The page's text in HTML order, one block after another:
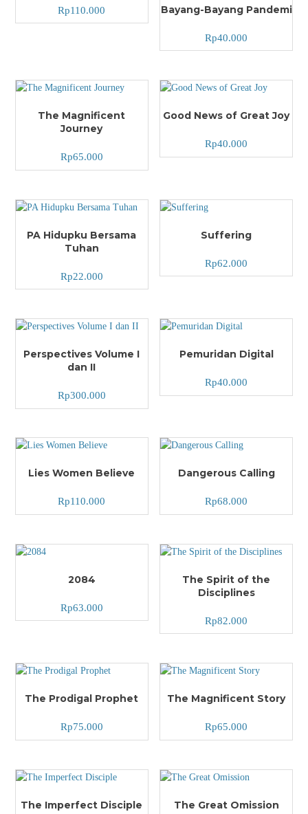
Rp110.000
Bayang-Bayang Pandemi
Rp40.000
The Magnificent
Journey
Rp65.000
Good News of Great Joy
Rp40.000
PA Hidupku Bersama
Tuhan
Rp22.000
Suffering
Rp62.000
Perspectives Volume I
dan II
Rp300.000
Pemuridan Digital
Rp40.000
Lies Women Believe
Rp110.000
Dangerous Calling
Rp68.000
2084
Rp63.000
The Spirit of the
Disciplines
Rp82.000
The Prodigal Prophet
Rp75.000
The Magnificent Story
Rp65.000
The Imperfect Disciple The Great Omission